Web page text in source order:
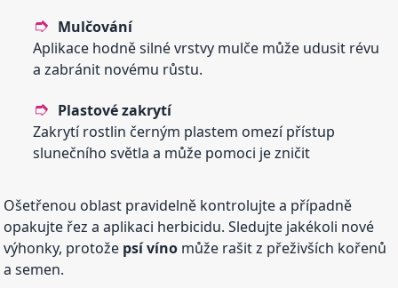
Mulčování
Aplikace hodně silné vrstvy mulče může udusit révu
a zabránit novému růstu.
Plastové zakrytí
Zakrytí rostlin černým plastem omezí přístup
slunečního světla a může pomoci je zničit
Ošetřenou oblast pravidelně kontrolujte a případně
opakujte řez a aplikaci herbicidu. Sledujte jakékoli nové
výhonky, protože psí víno může rašit z přeživších kořenů
a semen.